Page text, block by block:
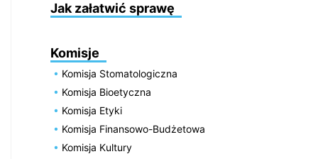
Jak załatwić sprawę
Komisje
Komisja Stomatologiczna
Komisja Bioetyczna
Komisja Etyki
Komisja Finansowo-Budżetowa
Komisja Kultury